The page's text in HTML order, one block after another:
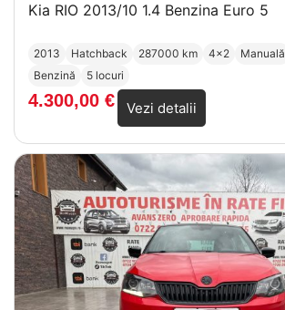
Kia RIO 2013/10 1.4 Benzina Euro 5
2013 Hatchback 287000 km 4x2 Manuală
Benzină
5 locuri
4.300,00 € Vezi detalii